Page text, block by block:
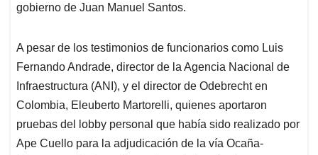
gobierno de Juan Manuel Santos.
A pesar de los testimonios de funcionarios como Luis
Fernando Andrade, director de la Agencia Nacional de
Infraestructura (ANI), y el director de Odebrecht en
Colombia, Eleuberto Martorelli, quienes aportaron
pruebas del lobby personal que había sido realizado por
Ape Cuello para la adjudicación de la vía Ocaña-